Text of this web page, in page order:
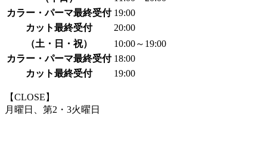
カラー・パーマ最終受付 19:00
カット最終受付
20:00
（土・日・祝）
10:00～19:00
カラー・パーマ最終受付 18:00
カット最終受付
19:00
【CLOSE】
月曜日、第2・3火曜日